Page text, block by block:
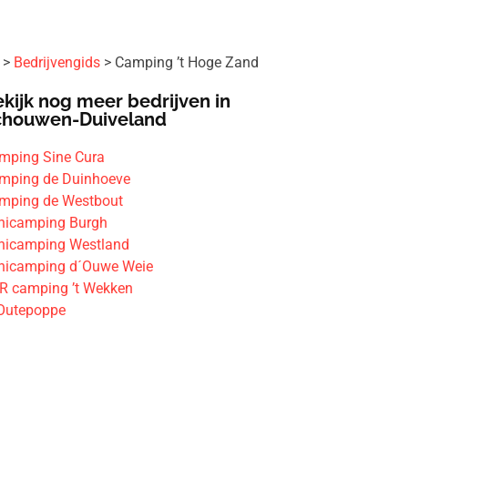
Bedrijvengids Camping ’t Hoge Zand
nog meer bedrijven in
Duiveland
Sine Cura
de Duinhoeve
de Westbout
Burgh
Westland
d´Ouwe Weie
camping ’t Wekken